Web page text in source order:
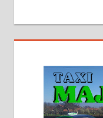
стамбене
2х150м2,
грејање
адресе. 063/